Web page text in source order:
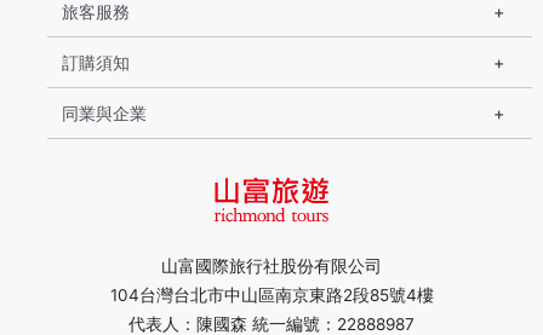
山富國際旅行社股份有限公司
104台灣台北市中山區南京東路2段85號4樓
代表人：陳國森 統一編號：22888987
旅客服務
訂購須知
同業與企業